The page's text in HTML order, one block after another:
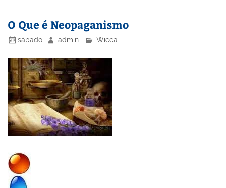
O Que é Neopaganismo
sábado admin Wicca